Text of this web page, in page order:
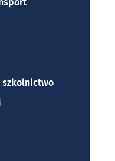
szkolnictwo